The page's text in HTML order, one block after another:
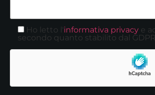
Ho letto l'informativa privacy e
secondo quanto stabilito dal GDPR